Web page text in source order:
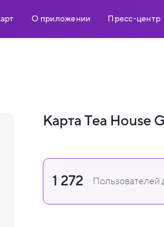
О приложении Пресс-центр
Карта Tea House
1 272 Пользователей